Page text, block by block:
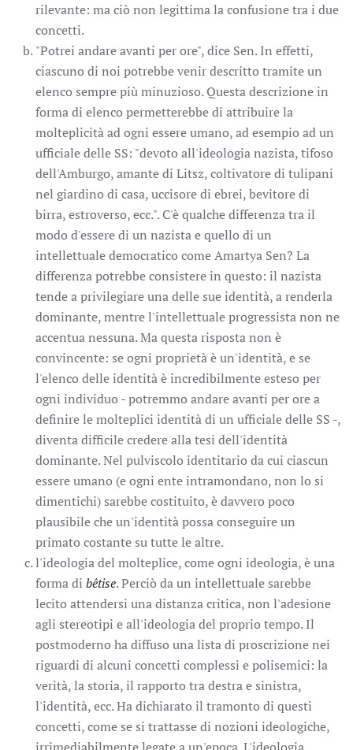
rilevante: ma ciò non legittima la confusione tra i due
concetti.
"Potrei andare avanti per ore", dice Sen. In effetti,
ciascuno di noi potrebbe venir descritto tramite un
elenco sempre più minuzioso. Questa descrizione in
forma di elenco permetterebbe di attribuire la
molteplicità ad ogni essere umano, ad esempio ad un
ufficiale delle SS: "devoto all'ideologia nazista, tifoso
dell'Amburgo, amante di Litsz, coltivatore di tulipani
nel giardino di casa, uccisore di ebrei, bevitore di
birra, estroverso, ecc.". C'è qualche differenza tra il
modo d'essere di un nazista e quello di un
intellettuale democratico come Amartya Sen? La
differenza potrebbe consistere in questo: il nazista
tende a privilegiare una delle sue identità, a renderla
dominante, mentre l'intellettuale progressista non ne
accentua nessuna. Ma questa risposta non è
convincente: se ogni proprietà è un'identità, e se
l'elenco delle identità è incredibilmente esteso per
ogni individuo - potremmo andare avanti per ore a
definire le molteplici identità di un ufficiale delle SS -,
diventa difficile credere alla tesi dell'identità
dominante. Nel pulviscolo identitario da cui ciascun
essere umano (e ogni ente intramondano, non lo si
dimentichi) sarebbe costituito, è davvero poco
plausibile che un'identità possa conseguire un
primato costante su tutte le altre.
l'ideologia del molteplice, come ogni ideologia, è una
forma di bêtise. Perciò da un intellettuale sarebbe
lecito attendersi una distanza critica, non l'adesione
agli stereotipi e all'ideologia del proprio tempo. Il
postmoderno ha diffuso una lista di proscrizione nei
riguardi di alcuni concetti complessi e polisemici: la
verità, la storia, il rapporto tra destra e sinistra,
l'identità, ecc. Ha dichiarato il tramonto di questi
concetti, come se si trattasse di nozioni ideologiche,